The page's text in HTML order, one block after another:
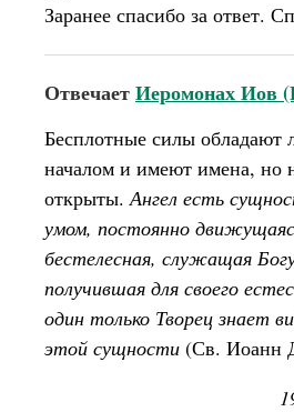
Заранее спасибо за ответ.
ОтвечаетИеромонах Иов
Бесплотные силы обладают
началом и имеют имена, но
открыты.Ангел есть
умом, постоянно
бестелесная, служащая
получившая для своего
один только Творец знает
этой сущности (Св. Иоанн